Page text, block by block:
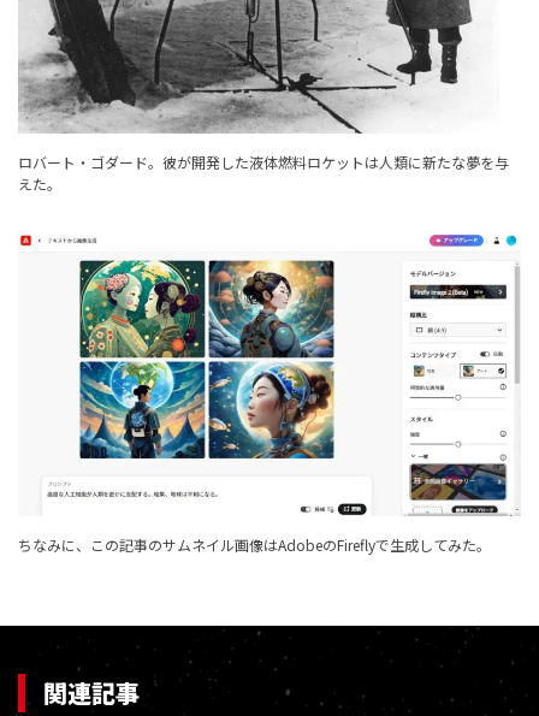
ロバート・ゴダード。彼が開発した液体燃料ロケットは人類に新たな夢を与
えた。
ちなみに、この記事のサムネイル画像はAdobeのFireflyで生成してみた。
関連記事